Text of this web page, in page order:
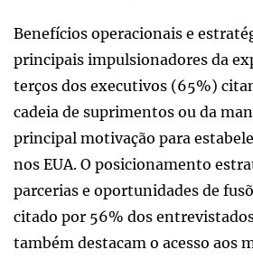
Benefícios operacionais e
principais impulsionadores da
terços dos executivos (65%)
cadeia de suprimentos ou da
principal motivação para
nos EUA. O posicionamento
parcerias e oportunidades de
citado por 56% dos
também destacam o acesso aos